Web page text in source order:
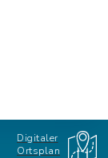
Digitaler
Ortsplan